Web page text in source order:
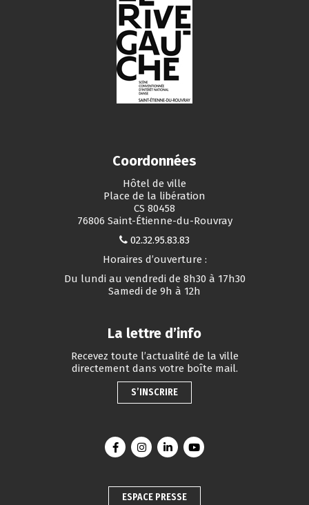
Coordonnées
Hôtel de ville
Place de la libération
CS 80458
76806 Saint-Étienne-du-Rouvray
02.32.95.83.83
Horaires d’ouverture :
Du lundi au vendredi de 8h30 à 17h30
Samedi de 9h à 12h
La lettre d’info
Recevez toute l’actualité de la ville
directement dans votre boîte mail.
S’INSCRIRE
Lien vers le compte Facebook
Lien vers le compte Instagram
Lien vers le compte Linkedin
Lien vers la chaîne
ESPACE PRESSE